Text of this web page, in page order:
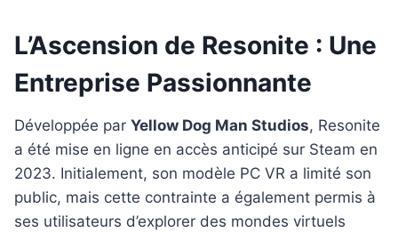
L’Ascension de Resonite : Une
Entreprise Passionnante
Développée par Yellow Dog Man Studios, Resonite
a été mise en ligne en accès anticipé sur Steam en
2023. Initialement, son modèle PC VR a limité son
public, mais cette contrainte a également permis à
ses utilisateurs d’explorer des mondes virtuels